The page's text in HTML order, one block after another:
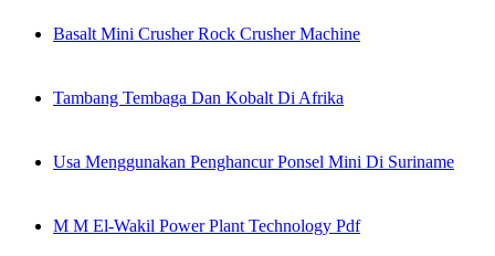
Basalt Mini Crusher Rock Crusher Machine
Tambang Tembaga Dan Kobalt Di Afrika
Usa Menggunakan Penghancur Ponsel Mini Di Suriname
M M El-Wakil Power Plant Technology Pdf